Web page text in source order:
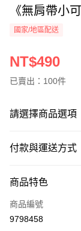
《無肩帶小
國家/地區配送
NT$490
已賣出：100件
請選擇商品選項
付款與運送方式
信用卡一次付款
信用卡分期付款
商品特色
商品編號
9798458